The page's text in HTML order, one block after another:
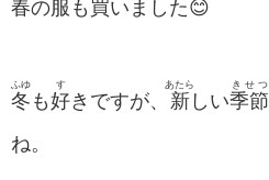
春の服 も 買いました😊
冬
ふゆ
も好
す
きですが、 新
あたら
しい季節
きせつ
ね。